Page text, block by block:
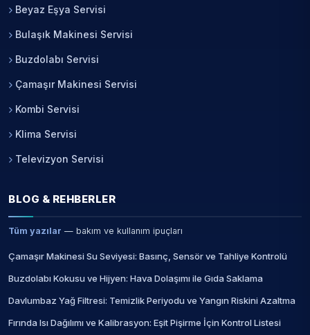
Beyaz Eşya Servisi
Bulaşık Makinesi Servisi
Buzdolabı Servisi
Çamaşır Makinesi Servisi
Kombi Servisi
Klima Servisi
Televizyon Servisi
BLOG & REHBERLER
Tüm yazılar — bakım ve kullanım ipuçları
Çamaşır Makinesi Su Seviyesi: Basınç, Sensör ve Tahliye Kontrolü
Buzdolabı Kokusu ve Hijyen: Hava Dolaşımı ile Gıda Saklama
Davlumbaz Yağ Filtresi: Temizlik Periyodu ve Yangın Riskini Azaltma
Fırında Isı Dağılımı ve Kalibrasyon: Eşit Pişirme İçin Kontrol Listesi